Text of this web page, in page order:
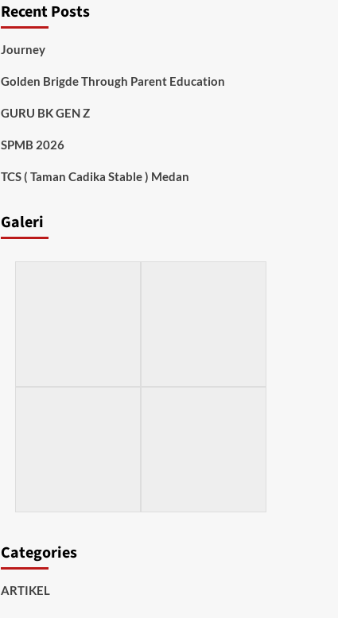
Recent Posts
Journey
Golden Brigde Through Parent Education
GURU BK GEN Z
SPMB 2026
TCS ( Taman Cadika Stable ) Medan
Galeri
Categories
ARTIKEL